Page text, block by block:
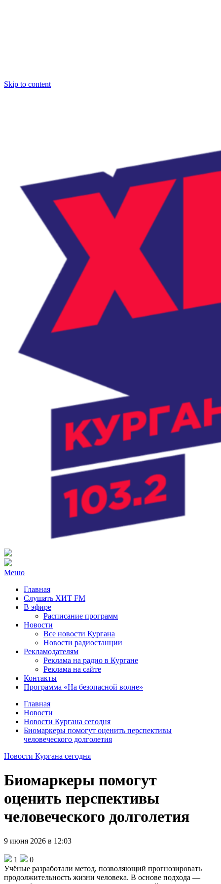
Skip to content
Радио ХИТ FM Курган
103.2 FM
Меню
Главная
Слушать ХИТ FM
В эфире
Расписание программ
Новости
Все новости Кургана
Новости радиостанции
Рекламодателям
Реклама на радио в Кургане
Реклама на сайте
Контакты
Программа «На безопасной волне»
Главная
Новости
Новости Кургана сегодня
Биомаркеры помогут оценить перспективы
человеческого долголетия
Новости Кургана сегодня
Биомаркеры помогут
оценить перспективы
человеческого долголетия
9 июня 2026 в 12:03
1
0
Учёные разработали метод, позволяющий прогнозировать
продолжительность жизни человека. В основе подхода —